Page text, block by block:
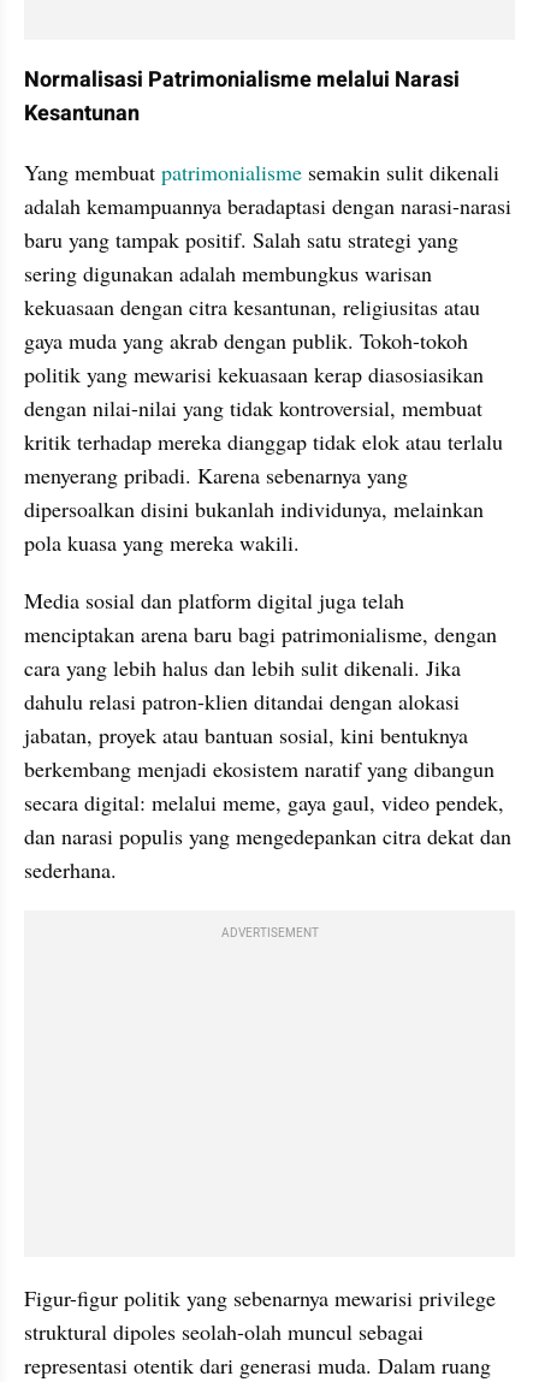
Normalisasi Patrimonialisme melalui Narasi
Kesantunan
Yang membuat patrimonialisme semakin sulit dikenali
adalah kemampuannya beradaptasi dengan narasi-narasi
baru yang tampak positif. Salah satu strategi yang
sering digunakan adalah membungkus warisan
kekuasaan dengan citra kesantunan, religiusitas atau
gaya muda yang akrab dengan publik. Tokoh-tokoh
politik yang mewarisi kekuasaan kerap diasosiasikan
dengan nilai-nilai yang tidak kontroversial, membuat
kritik terhadap mereka dianggap tidak elok atau terlalu
menyerang pribadi. Karena sebenarnya yang
dipersoalkan disini bukanlah individunya, melainkan
pola kuasa yang mereka wakili.
Media sosial dan platform digital juga telah
menciptakan arena baru bagi patrimonialisme, dengan
cara yang lebih halus dan lebih sulit dikenali. Jika
dahulu relasi patron-klien ditandai dengan alokasi
jabatan, proyek atau bantuan sosial, kini bentuknya
berkembang menjadi ekosistem naratif yang dibangun
secara digital: melalui meme, gaya gaul, video pendek,
dan narasi populis yang mengedepankan citra dekat dan
sederhana.
ADVERTISEMENT
Figur-figur politik yang sebenarnya mewarisi privilege
struktural dipoles seolah-olah muncul sebagai
representasi otentik dari generasi muda. Dalam ruang